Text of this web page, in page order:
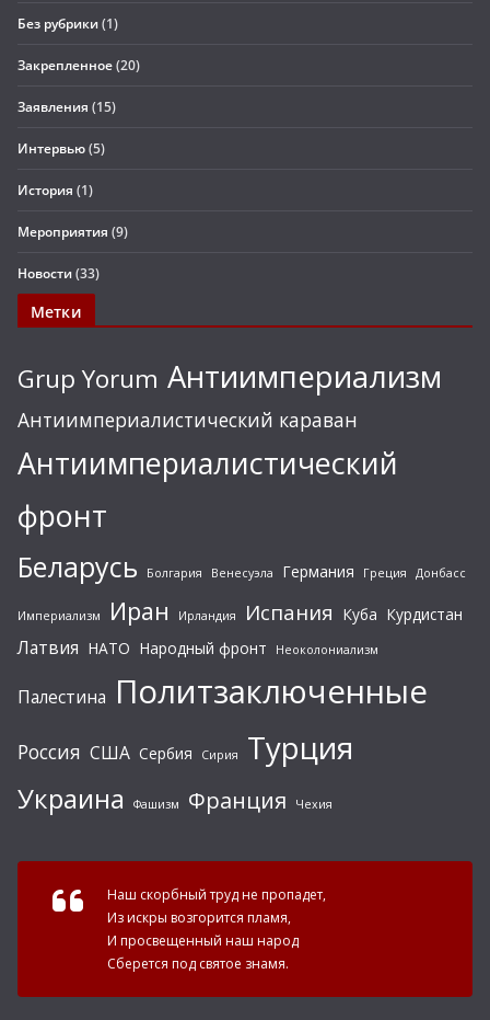
Без рубрики(1)
Закрепленное(20)
Заявления (15)
Интервью(5)
История (1)
Мероприятия (9)
Новости(33)
Метки
Grup Yorum Антиимпериализм
Антиимпериалистический караван
Антиимпериалистический
фронт
Беларусь Болгария Венесуэла Германия Греция Донбасс
Империализм Иран Ирландия Испания Куба Курдистан
Латвия НАТО Народный фронт Неоколониализм
Палестина Политзаключенные
Россия США Сербия Сирия Турция
Украина Фашизм Франция Чехия
Наш скорбный труд не пропадет,
Из искры возгорится пламя,
И просвещенный наш народ
Сберется под святое знамя.